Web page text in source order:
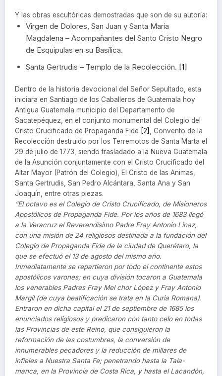
Y las obras escultóricas demostradas que son de su autoría:
Virgen de Dolores, San Juan y Santa María
Magdalena – Acompañantes del Santo Cristo Negro
de Esquipulas en su Basílica.
Santa Gertrudis – Templo de la Recolección. [1]
Dentro de la historia devocional del Señor Sepultado, esta
iniciara en Santiago de los Caballeros de Guatemala hoy
Antigua Guatemala municipio del Departamento de
Sacatepéquez, en el conjunto monumental del Colegio del
Cristo Crucificado de Propaganda Fide [2]
, Convento de la
Recolección destruido por los Terremotos de Santa Marta el
29 de julio de 1773, siendo trasladado a la Nueva Guatemala
de la Asunción conjuntamente con el Cristo Crucificado del
Altar Mayor (Patrón del Colegio), El Cristo de las Animas,
Santa Gertrudis, San Pedro Alcántara, Santa Ana y San
Joaquín, entre otras piezas.
“El octavo es el Colegio de Cristo Crucificado, de Misioneros
Apostólicos de Propaganda Fide. Por los años de 1683 llegó
a la Veracruz el Reverendísimo Padre Fray Antonio Linaz,
con una misión de 24 religiosos destinada a la fundación del
Colegio de Propaganda Fide de la ciudad de Querétaro, la
que se efectuó el 13 de agosto del mismo año.
Inmediatamente se repartieron por todo el continente estos
apostólicos varones; en cuya división tocaron a Guatemala
los venerables Padres Fray Mel­ chor López y Fray Antonio
Margil (de cuya beatificación se trata en la Curia Romana).
Entraron en dicha capital el 21 de septiembre de 1685 los
enunciados religiosos y predicaron con tanto celo en todas
las Provincias de este Reino, que consiguieron la
reformación de las costumbres, la conversión de
innumerables pecadores y la reducción de millares de
infieles a Nuestra Santa Fe; penetrando hasta la Tala­
manca, en la Provincia de Costa Rica, y hasta el Lacandón,